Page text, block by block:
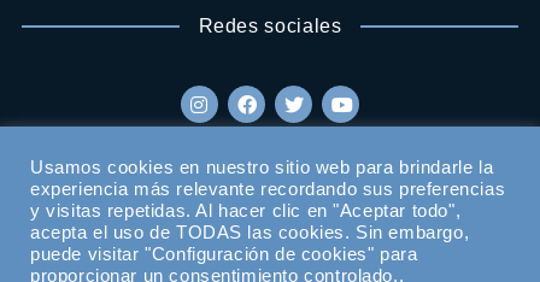
Redes sociales
Usamos cookies en nuestro sitio web para brindarle la
experiencia más relevante recordando sus preferencias
y visitas repetidas. Al hacer clic en "Aceptar todo",
acepta el uso de TODAS las cookies. Sin embargo,
puede visitar "Configuración de cookies" para
proporcionar un consentimiento controlado..